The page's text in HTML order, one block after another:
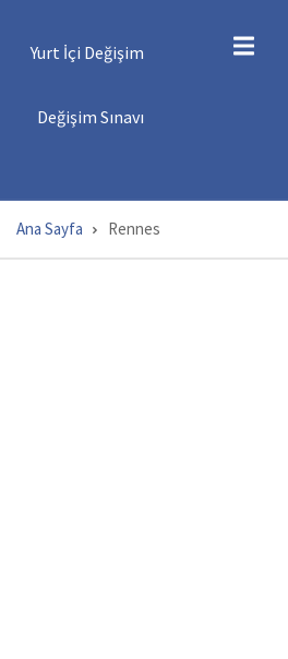
Yurt İçi Değişim
Değişim Sınavı
Ana Sayfa Rennes